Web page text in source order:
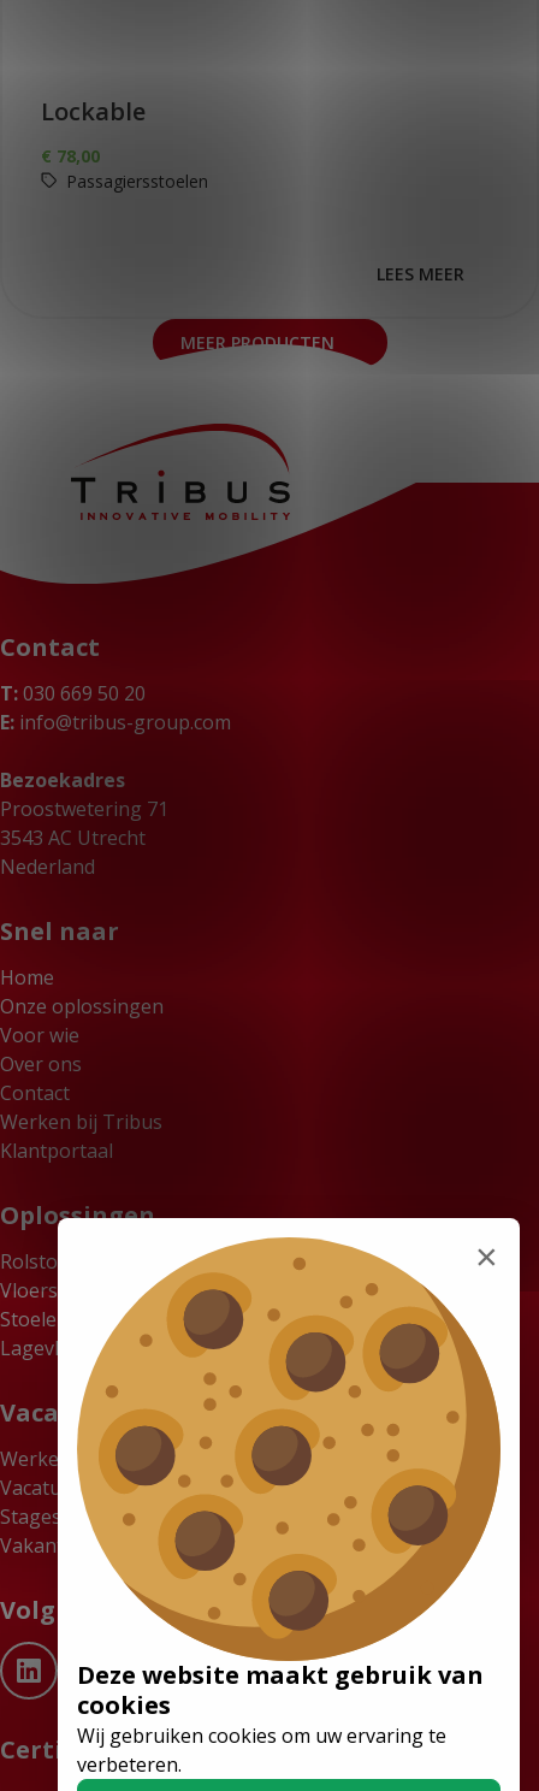
Lockable
€ 78,00
Passagiersstoelen
LEES MEER
MEER PRODUCTEN
Contact
T:030 669 50 20
E: info@tribus-group.com
Bezoekadres
Proostwetering 71
3543 AC Utrecht
Nederland
Snel naar
Home
Onze oplossingen
Voor wie
Over ons
Contact
Werken bij Tribus
Klantportaal
Oplossingen
Rolstoelbussen
Vloersystemen
Stoelen
Lagevloerbussen
Vacatures
Werken bij Tribus
Vacatures
Stages
Vakantiewerk gezocht? Verdien tot €18 per uur bij Tribus
Certificaten
Volg ons
×
Deze website maakt gebruik van
cookies
Wij gebruiken cookies om uw ervaring te
verbeteren.